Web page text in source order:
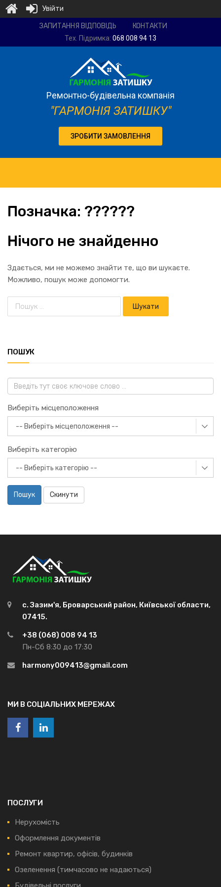
компанія
ЗАПИТАННЯ ВІДПОВІДЬ КОНТАКТИ
Тех. Підримка: 068 008 94 13
Ремонтно-будівельна компанія
"ГАРМОНІЯ ЗАТИШКУ"
ЗРОБИТИ ЗАМОВЛЕННЯ
Позначка: ??????
Нічого не знайденно
Здається, ми не можемо знайти те, що ви шукаєте.
Можливо, пошук може допомогти.
ПОШУК
Виберіть місцеположення
Виберіть категорію
Пошук Скинути
с. Зазим'я, Броварський район, Київської области,
07415.
+38 (068) 008 94 13
Пн-Сб 8:30 до 17:30
harmony009413@gmail.com
МИ В СОЦІАЛЬНИХ МЕРЕЖАХ
ПОСЛУГИ
Нерухомість
Оформлення документів
Ремонт квартир, офісів, будинків
Озеленення (тимчасово не надаються)
Увійти